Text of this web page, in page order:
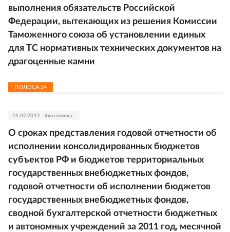
выполнения обязательств Российской
Федерации, вытекающих из решения Комиссии
Таможенного союза об установлении единых
для ТС нормативных технических документов на
драгоценные камни
ПОЛОСА 24
14.02.2012 Экономика
О сроках представления годовой отчетности об
исполнении консолидированных бюджетов
субъектов РФ и бюджетов территориальных
государственных внебюджетных фондов,
годовой отчетности об исполнении бюджетов
государственных внебюджетных фондов,
сводной бухгалтерской отчетности бюджетных
и автономных учреждений за 2011 год, месячной